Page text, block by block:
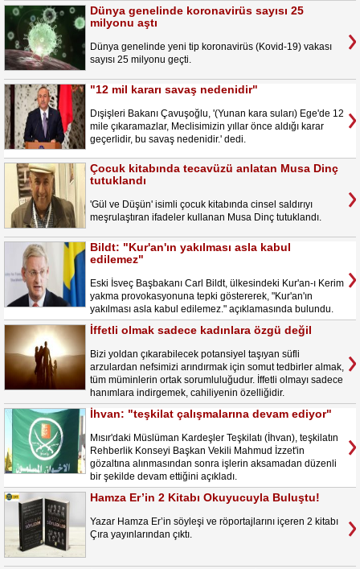
Dünya genelinde koronavirüs sayısı 25
milyonu aştı
Dünya genelinde yeni tip koronavirüs (Kovid-19) vakası
sayısı 25 milyonu geçti.
"12 mil kararı savaş nedenidir"
Dışişleri Bakanı Çavuşoğlu, '(Yunan kara suları) Ege'de 12
mile çıkaramazlar, Meclisimizin yıllar önce aldığı karar
geçerlidir, bu savaş nedenidir.' dedi.
Çocuk kitabında tecavüzü anlatan Musa Dinç
tutuklandı
'Gül ve Düşün' isimli çocuk kitabında cinsel saldırıyı
meşrulaştıran ifadeler kullanan Musa Dinç tutuklandı.
Bildt: "Kur'an'ın yakılması asla kabul
edilemez"
Eski İsveç Başbakanı Carl Bildt, ülkesindeki Kur'an-ı Kerim
yakma provokasyonuna tepki göstererek, "Kur'an'ın
yakılması asla kabul edilemez." açıklamasında bulundu.
İffetli olmak sadece kadınlara özgü değil
Bizi yoldan çıkarabilecek potansiyel taşıyan süfli
arzulardan nefsimizi arındırmak için somut tedbirler almak,
tüm müminlerin ortak sorumluluğudur. İffetli olmayı sadece
hanımlara indirgemek, cahiliyenin özelliğidir.
İhvan: "teşkilat çalışmalarına devam ediyor"
Mısır'daki Müslüman Kardeşler Teşkilatı (İhvan), teşkilatın
Rehberlik Konseyi Başkan Vekili Mahmud İzzet'in
gözaltına alınmasından sonra işlerin aksamadan düzenli
bir şekilde devam ettiğini açıkladı.
Hamza Er’in 2 Kitabı Okuyucuyla Buluştu!
Yazar Hamza Er’in söyleşi ve röportajlarını içeren 2 kitabı
Çıra yayınlarından çıktı.